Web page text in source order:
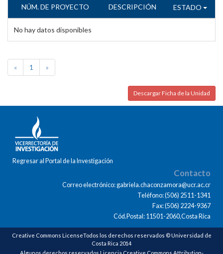
NÚM. DE PROYECTO DESCRIPCIÓN ESTADO
No hay datos disponibles
« 1 »
Descargar Ficha de la Unidad
Regresar al Portal de la Investigación
Contacto
Correo electrónico: gabriela.chaconzamora@ucr.ac.cr
Teléfono: (506) 2511-1341
Fax: (506) 2224-9367
Cód.Postal: 11501-2060,Costa Rica
Creative Commons LicenseTodos los derechos reservados © Universidad de
Costa Rica 2014